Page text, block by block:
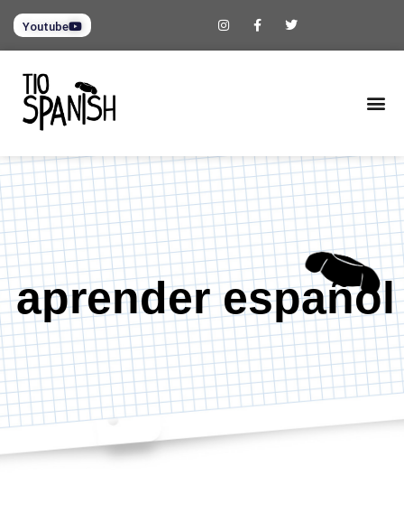
Youtube
aprender español